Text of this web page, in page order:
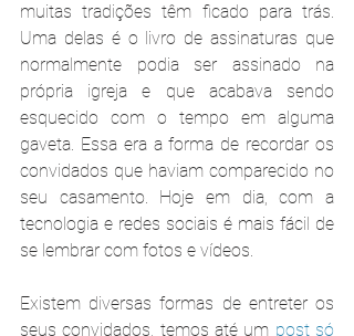
muitas tradições têm ficado para trás.
Uma delas é o livro de assinaturas que
normalmente podia ser assinado na
própria igreja e que acabava sendo
esquecido com o tempo em alguma
gaveta. Essa era a forma de recordar os
convidados que haviam comparecido no
seu casamento. Hoje em dia, com a
tecnologia e redes sociais é mais fácil de
se lembrar com fotos e vídeos.
Existem diversas formas de entreter os
seus convidados, temos até um post só